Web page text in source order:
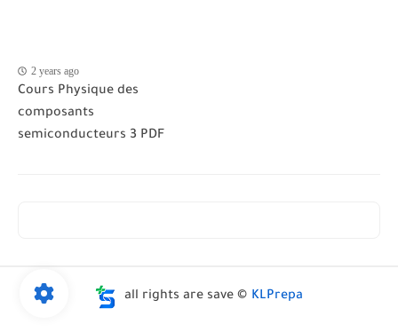
2 years ago
Cours Physique des
composants
semiconducteurs 3 PDF
all rights are save © KLPrepa